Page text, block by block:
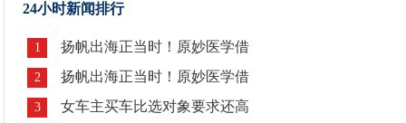
24小时新闻排行
1 扬帆出海正当时！原妙医学借
2 扬帆出海正当时！原妙医学借
3 女车主买车比选对象要求还高